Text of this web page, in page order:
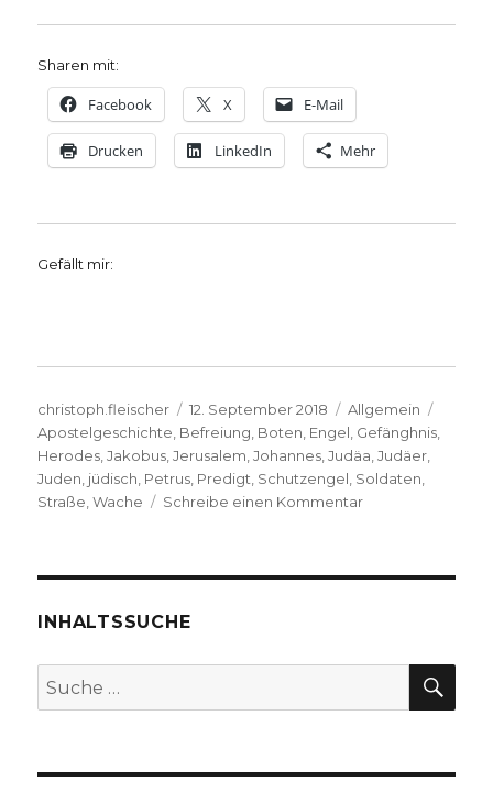
Sharen mit:
Facebook X E-Mail
Drucken LinkedIn Mehr
Gefällt mir:
Autor
christoph.fleischer
Veröffentlicht
am
12. September 2018 Kategorien
Allgemein
Apostelgeschichte Befreiung Boten Engel Gefänghnis
Herodes ,Jakobus ,Jerusalem ,Johannes ,Judäa ,Judäer
Juden jüdisch Petrus Predigt Schutzengel Soldaten
Straße ,Wache Schreibe einen Kommentarzu
Christoph
Fleischer,
Welver
INHALTSSUCHE
Suche
nach: